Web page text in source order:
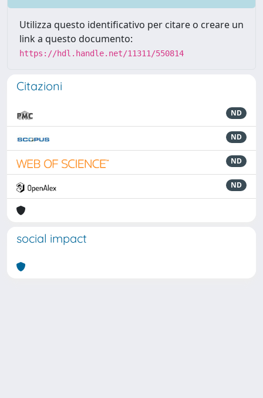
Utilizza questo identificativo per citare o creare un
link a questo documento:
https://hdl.handle.net/11311/550814
Citazioni
ND
ND
ND
ND
social impact